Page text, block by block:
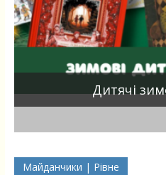
Дитячі
Майданчики | Рівне